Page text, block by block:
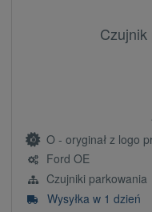
O - oryginał z logo
Ford OE
Czujniki parkowania
Wysyłka w 1 dzień